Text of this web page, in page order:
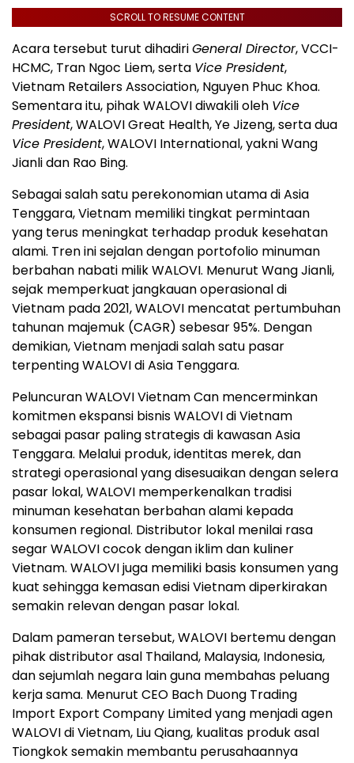
SCROLL TO RESUME CONTENT
Acara tersebut turut dihadiriGeneral Director, VCCI-
HCMC, Tran Ngoc Liem, serta Vice President,
Vietnam Retailers Association, Nguyen Phuc Khoa.
Sementara itu, pihak WALOVI diwakili oleh Vice
President, WALOVI Great Health, Ye Jizeng, serta dua
Vice President, WALOVI International, yakni Wang
Jianli dan Rao Bing.
Sebagai salah satu perekonomian utama di Asia
Tenggara, Vietnam memiliki tingkat permintaan
yang terus meningkat terhadap produk kesehatan
alami. Tren ini sejalan dengan portofolio minuman
berbahan nabati milik WALOVI. Menurut Wang Jianli,
sejak memperkuat jangkauan operasional di
Vietnam pada 2021, WALOVI mencatat pertumbuhan
tahunan majemuk (CAGR) sebesar 95%. Dengan
demikian, Vietnam menjadi salah satu pasar
terpenting WALOVI di Asia Tenggara.
Peluncuran WALOVI Vietnam Can mencerminkan
komitmen ekspansi bisnis WALOVI di Vietnam
sebagai pasar paling strategis di kawasan Asia
Tenggara. Melalui produk, identitas merek, dan
strategi operasional yang disesuaikan dengan selera
pasar lokal, WALOVI memperkenalkan tradisi
minuman kesehatan berbahan alami kepada
konsumen regional. Distributor lokal menilai rasa
segar WALOVI cocok dengan iklim dan kuliner
Vietnam. WALOVI juga memiliki basis konsumen yang
kuat sehingga kemasan edisi Vietnam diperkirakan
semakin relevan dengan pasar lokal.
Dalam pameran tersebut, WALOVI bertemu dengan
pihak distributor asal Thailand, Malaysia, Indonesia,
dan sejumlah negara lain guna membahas peluang
kerja sama. Menurut CEO Bach Duong Trading
Import Export Company Limited yang menjadi agen
WALOVI di Vietnam, Liu Qiang, kualitas produk asal
Tiongkok semakin membantu perusahaannya